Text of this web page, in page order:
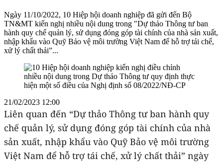
Ngày 11/10/2022, 10 Hiệp hội doanh nghiệp đã gửi đến Bộ
TN&MT kiến nghị nhiều nội dung trong "Dự thảo Thông tư ban
hành quy chế quản lý, sử dụng đóng góp tài chính của nhà sản xuất,
nhập khẩu vào Quỹ Bảo vệ môi trường Việt Nam để hỗ trợ tái chế,
xử lý chất thải”...
21/02/2023 12:00
Liên quan đến “Dự thảo Thông tư ban hành quy
chế quản lý, sử dụng đóng góp tài chính của nhà
sản xuất, nhập khẩu vào Quỹ Bảo vệ môi trường
Việt Nam để hỗ trợ tái chế, xử lý chất thải” ngày